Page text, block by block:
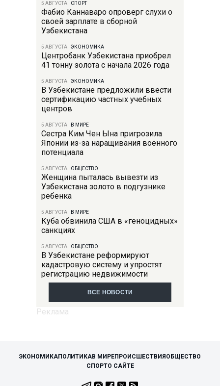
5 АВГУСТА СПОРТ
Фабио Каннаваро опроверг слухи о
своей зарплате в сборной
Узбекистана
5 АВГУСТА ЭКОНОМИКА
Центробанк Узбекистана приобрел
41 тонну золота с начала 2026 года
5 АВГУСТА ЭКОНОМИКА
В Узбекистане предложили ввести
сертификацию частных учебных
центров
5 АВГУСТА В МИРЕ
Сестра Ким Чен Ына пригрозила
Японии из-за наращивания военного
потенциала
5 АВГУСТА ОБЩЕСТВО
Женщина пыталась вывезти из
Узбекистана золото в подгузнике
ребенка
5 АВГУСТА В МИРЕ
Куба обвинила США в «геноцидных»
санкциях
5 АВГУСТА ОБЩЕСТВО
В Узбекистане реформируют
кадастровую систему и упростят
регистрацию недвижимости
ВСЕ НОВОСТИ
ЭКОНОМИКАПОЛИТИКАВ МИРЕПРОИСШЕСТВИЯ ОБЩЕСТВО
СПОРТО САЙТЕ